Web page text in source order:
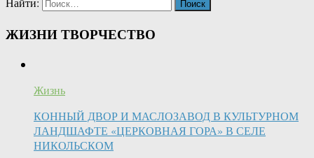
ЖИЗНИ ТВОРЧЕСТВО
Жизнь
КОННЫЙ ДВОР И МАСЛОЗАВОД В КУЛЬТУРНОМ
ЛАНДШАФТЕ «ЦЕРКОВНАЯ ГОРА» В СЕЛЕ
НИКОЛЬСКОМ